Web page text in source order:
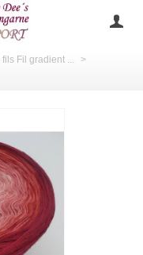
fils Fil gradient ...
>